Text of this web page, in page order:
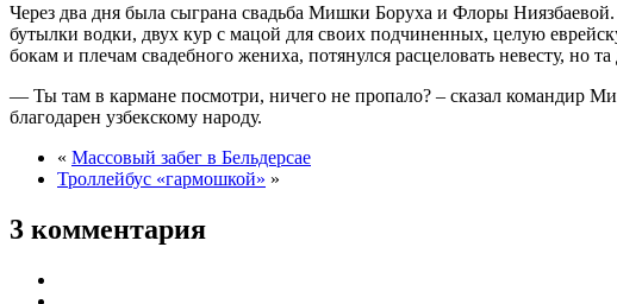
Через два дня была сыграна свадьба Мишки Боруха и Флоры
бутылки водки, двух кур с мацой для своих подчиненных, целую
бокам и плечам свадебного жениха, потянулся расцеловать невесту, но та
— Ты там в кармане посмотри, ничего не пропало? – сказал командир
благодарен узбекскому народу.
« Массовый забег в Бельдерсае
Троллейбус «гармошкой» »
3 комментария